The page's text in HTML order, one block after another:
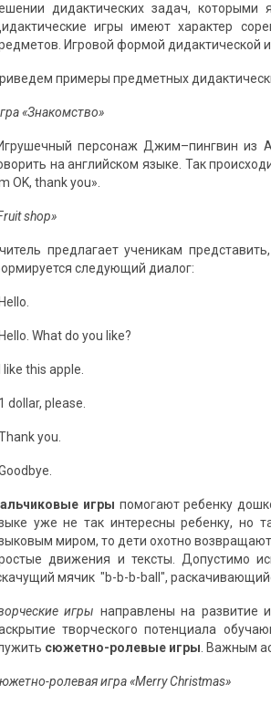
дидактических задач, которыми
игры имеют характер
Игровой формой дидактической
примеры предметных
«Знакомство»
персонаж Джим–пингвин из
на английском языке. Так
OK, thank you».
shop»
предлагает ученикам
следующий диалог:
What do you like?
like this apple.
dollar, please.
you.
игры помогают ребенку
уже не так интересны ребенку, но
миром, то дети охотно
движения и тексты. Допустимо
мячик "b-b-b-bаll",
игры направлены на развитие
творческого потенциала
сюжетно-ролевые игры . Важным
ролевая игра «MerryChristmas»